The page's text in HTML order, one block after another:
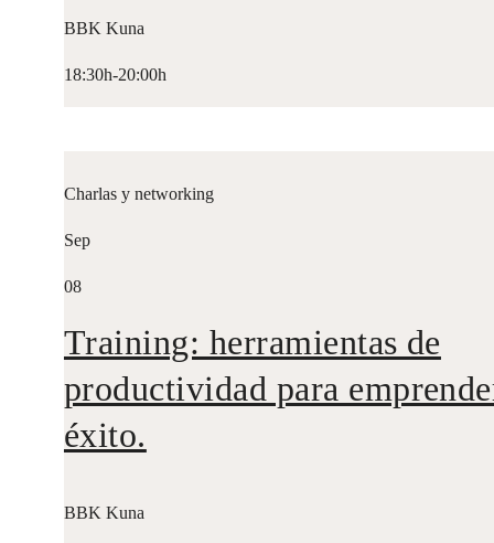
BBK Kuna
18:30h-20:00h
Charlas y networking
Sep
08
Training: herramientas de
productividad para
éxito.
BBK Kuna